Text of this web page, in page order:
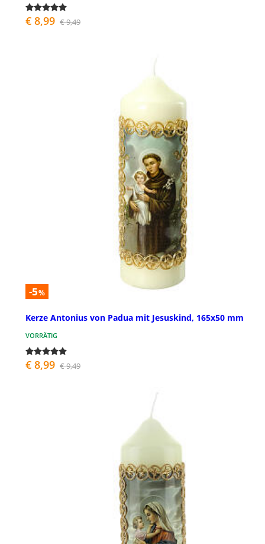
€ 8,99 € 9,49
-5%
Kerze Antonius von Padua mit Jesuskind, 165x50 mm
VORRÄTIG
€ 8,99 € 9,49